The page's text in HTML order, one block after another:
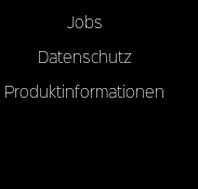
Jobs
Datenschutz
Produktinformationen